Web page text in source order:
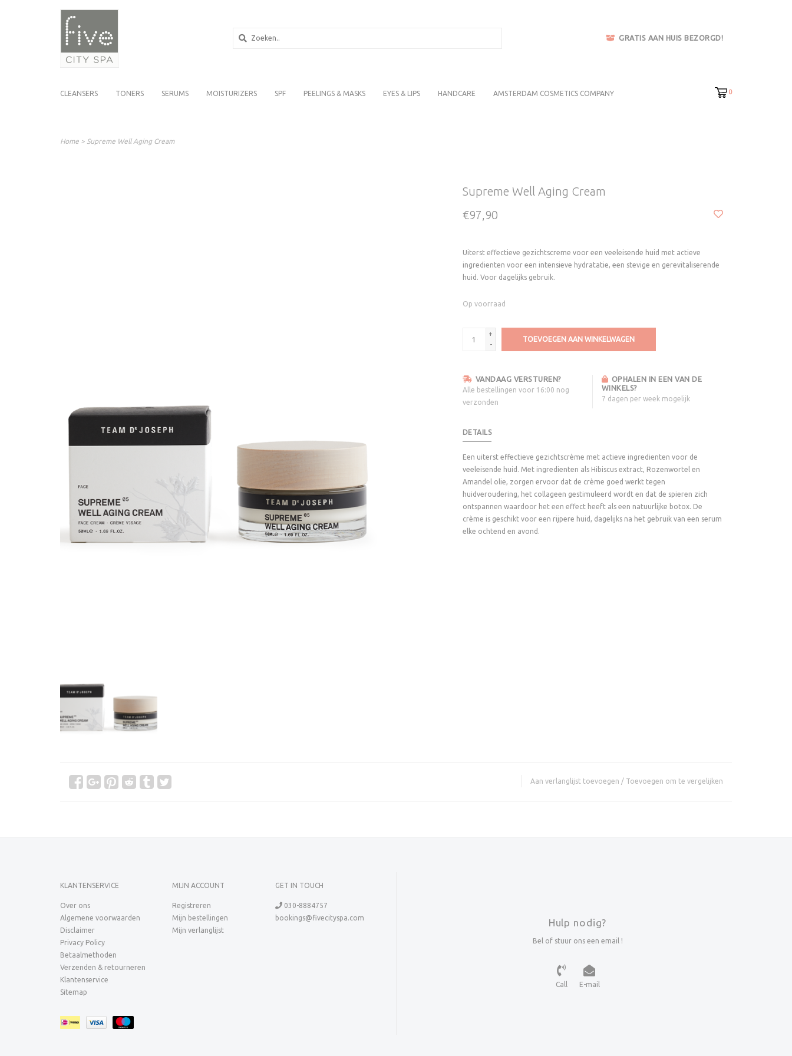
GRATIS AAN HUIS BEZORGD!
CLEANSERS TONERS SERUMS MOISTURIZERS SPF PEELINGS & MASKS EYES & LIPS HANDCARE AMSTERDAM COSMETICS COMPANY 0
Home > Supreme Well Aging Cream
Supreme Well Aging Cream
€97,90
Uiterst effectieve gezichtscreme voor een veeleisende huid met actieve
ingredienten voor een intensieve hydratatie, een stevige en gerevitaliserende
huid. Voor dagelijks gebruik.
Op voorraad
+
-
TOEVOEGEN AAN WINKELWAGEN
VANDAAG VERSTUREN?
Alle bestellingen voor 16:00 nog
verzonden
OPHALEN IN EEN VAN DE
WINKELS?
7 dagen per week mogelijk
DETAILS
Een uiterst effectieve gezichtscrème met actieve ingredienten voor de
veeleisende huid. Met ingredienten als Hibiscus extract, Rozenwortel en
Amandel olie, zorgen ervoor dat de crème goed werkt tegen
huidveroudering, het collageen gestimuleerd wordt en dat de spieren zich
ontspannen waardoor het een effect heeft als een natuurlijke botox. De
crème is geschikt voor een rijpere huid, dagelijks na het gebruik van een serum
elke ochtend en avond.
Aan verlanglijst toevoegen / Toevoegen om te vergelijken
KLANTENSERVICE
Over ons
Algemene voorwaarden
Disclaimer
Privacy Policy
Betaalmethoden
Verzenden & retourneren
Klantenservice
Sitemap
MIJN ACCOUNT
Registreren
Mijn bestellingen
Mijn verlanglijst
GET IN TOUCH
030-8884757
bookings@fivecityspa.com
Hulp nodig?
Bel of stuur ons een email !
Call E-mail